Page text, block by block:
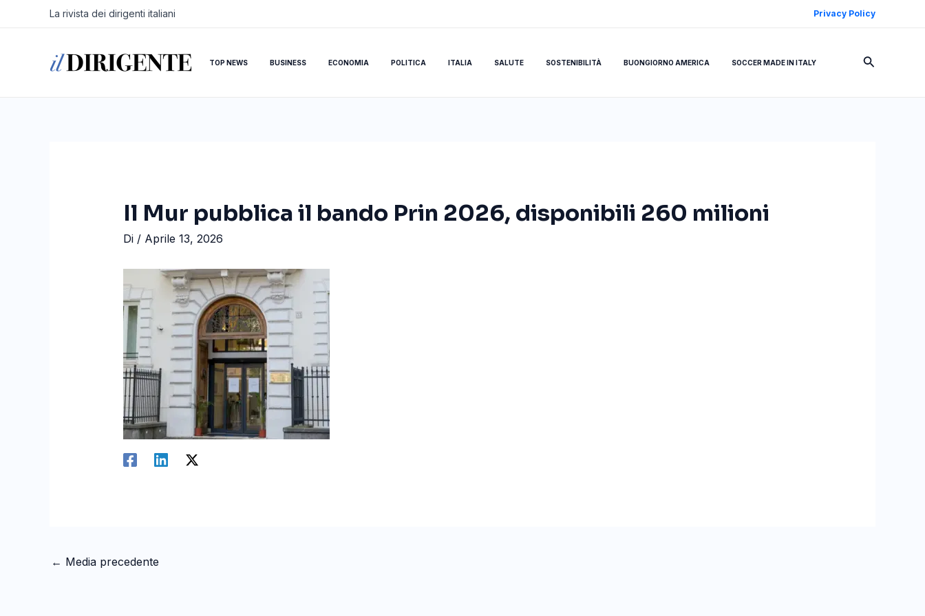
La rivista dei dirigenti italiani Privacy Policy
TOP NEWS BUSINESS ECONOMIA POLITICA ITALIA SALUTE SOSTENIBILITÀ BUONGIORNO AMERICA SOCCER MADE IN ITALY Cerca
Il Mur pubblica il bando Prin 2026, disponibili 260 milioni
Di / Aprile 13, 2026
Navigazione
← Media precedente